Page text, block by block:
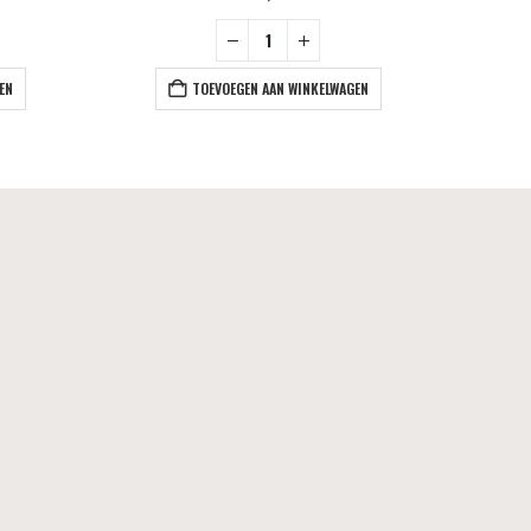
TOEVOEGEN AAN WINKELWAGEN